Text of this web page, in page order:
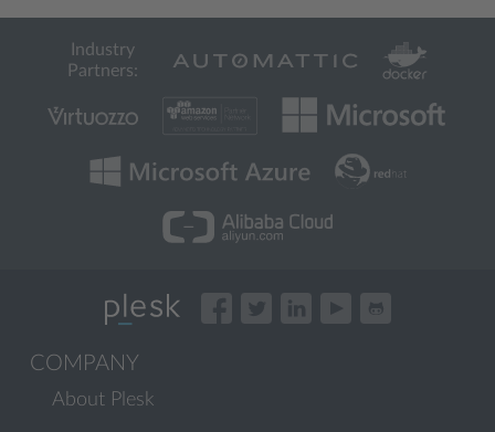
Industry
Partners:
COMPANY
About Plesk